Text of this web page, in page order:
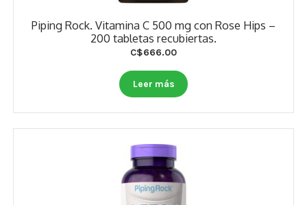
Piping Rock. Vitamina C 500 mg con Rose Hips –
200 tabletas recubiertas.
C$666.00
Leer más